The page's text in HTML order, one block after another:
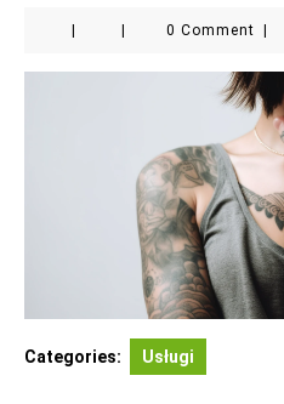
0 Comment
Categories: Usługi